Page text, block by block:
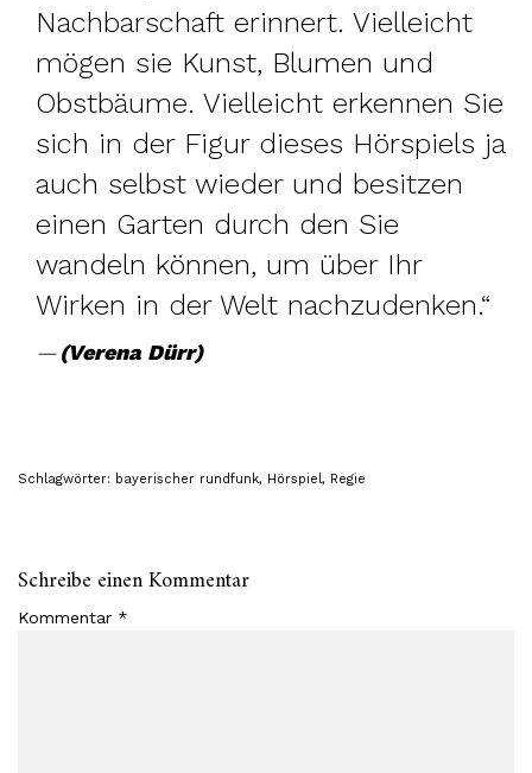
Nachbarschaft erinnert. Vielleicht
mögen sie Kunst, Blumen und
Obstbäume. Vielleicht erkennen Sie
sich in der Figur dieses Hörspiels ja
auch selbst wieder und besitzen
einen Garten durch den Sie
wandeln können, um über Ihr
Wirken in der Welt nachzudenken.“
(Verena Dürr)
Schlagwörter: bayerischer rundfunk, Hörspiel, Regie
Schreibe einen Kommentar
Kommentar *